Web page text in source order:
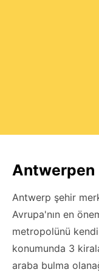
Antwerpen
Antwerp şehir
Avrupa'nın en
metropolünü
konumunda 3
araba bulma